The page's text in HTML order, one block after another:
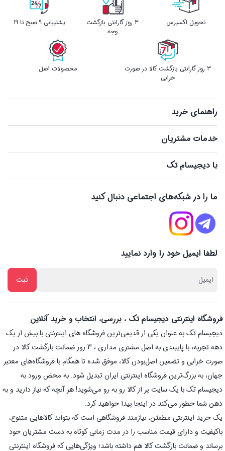
تحویل اکسپرس
3 روز گارانتی بازگشت
وجه
پشتیبانی 9 صبح تا 19
3 روز گارانتی بازگشت کالا در صورت
خرابی
محصولات اصل
راهنمای خرید
خدمات مشتریان
با دیجیسام تک
ما را در شبکه‌های اجتماعی دنبال کنید
لطفا ایمیل خود را وارد نمایید
فروشگاه اینترنتی دیجیسام تک ، بررسی، انتخاب و خرید آنلاین
دیجیسام تک به عنوان یکی از قدیمی‌ترین فروشگاه های اینترنتی با بیش از یک
دهه تجربه، با پایبندی به اصل مشتری مداری ، 3 روز ضمانت بازگشت کالا در
صورت خرابی و تضمین اصل‌بودن کالا، موفق شده تا همگام با فروشگاه‌های معتبر
جهان، به بزرگ‌ترین فروشگاه اینترنتی ایران تبدیل شود. به محض ورود به
دیجیسام تک با یک سایت پر از کالا رو به رو می‌شوید! هر آنچه که نیاز دارید و به
ذهن شما خطور می‌کند در اینجا پیدا خواهید کرد.
یک خرید اینترنتی مطمئن، نیازمند فروشگاهی است که بتواند کالاهایی متنوع،
باکیفیت و دارای قیمت مناسب را در مدت زمانی کوتاه به دست مشتریان خود
برساند و ضمانت بازگشت کالا هم داشته باشد؛ ویژگی‌هایی که فروشگاه اینترنتی